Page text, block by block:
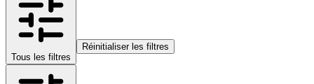
Tous les filtres
Réinitialiser les filtres